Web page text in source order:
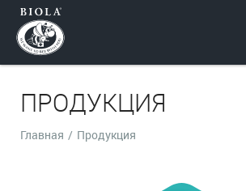
ПРОДУКЦИЯ
Главная / Продукция